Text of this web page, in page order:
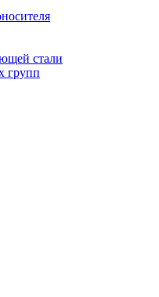
стали
групп